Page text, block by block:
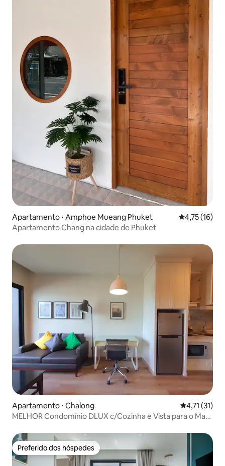
Apartamento ⋅ Amphoe Mueang Phuket 4,75 de uma
4,75 (16)
Apartamento Chang na cidade de Phuket
Apartamento ⋅ Chalong 4,71 de uma
4,71 (31)
MELHOR Condomínio DLUX c/Cozinha e Vista para o Mar
Preferido dos hóspedes
Preferido dos hóspedes